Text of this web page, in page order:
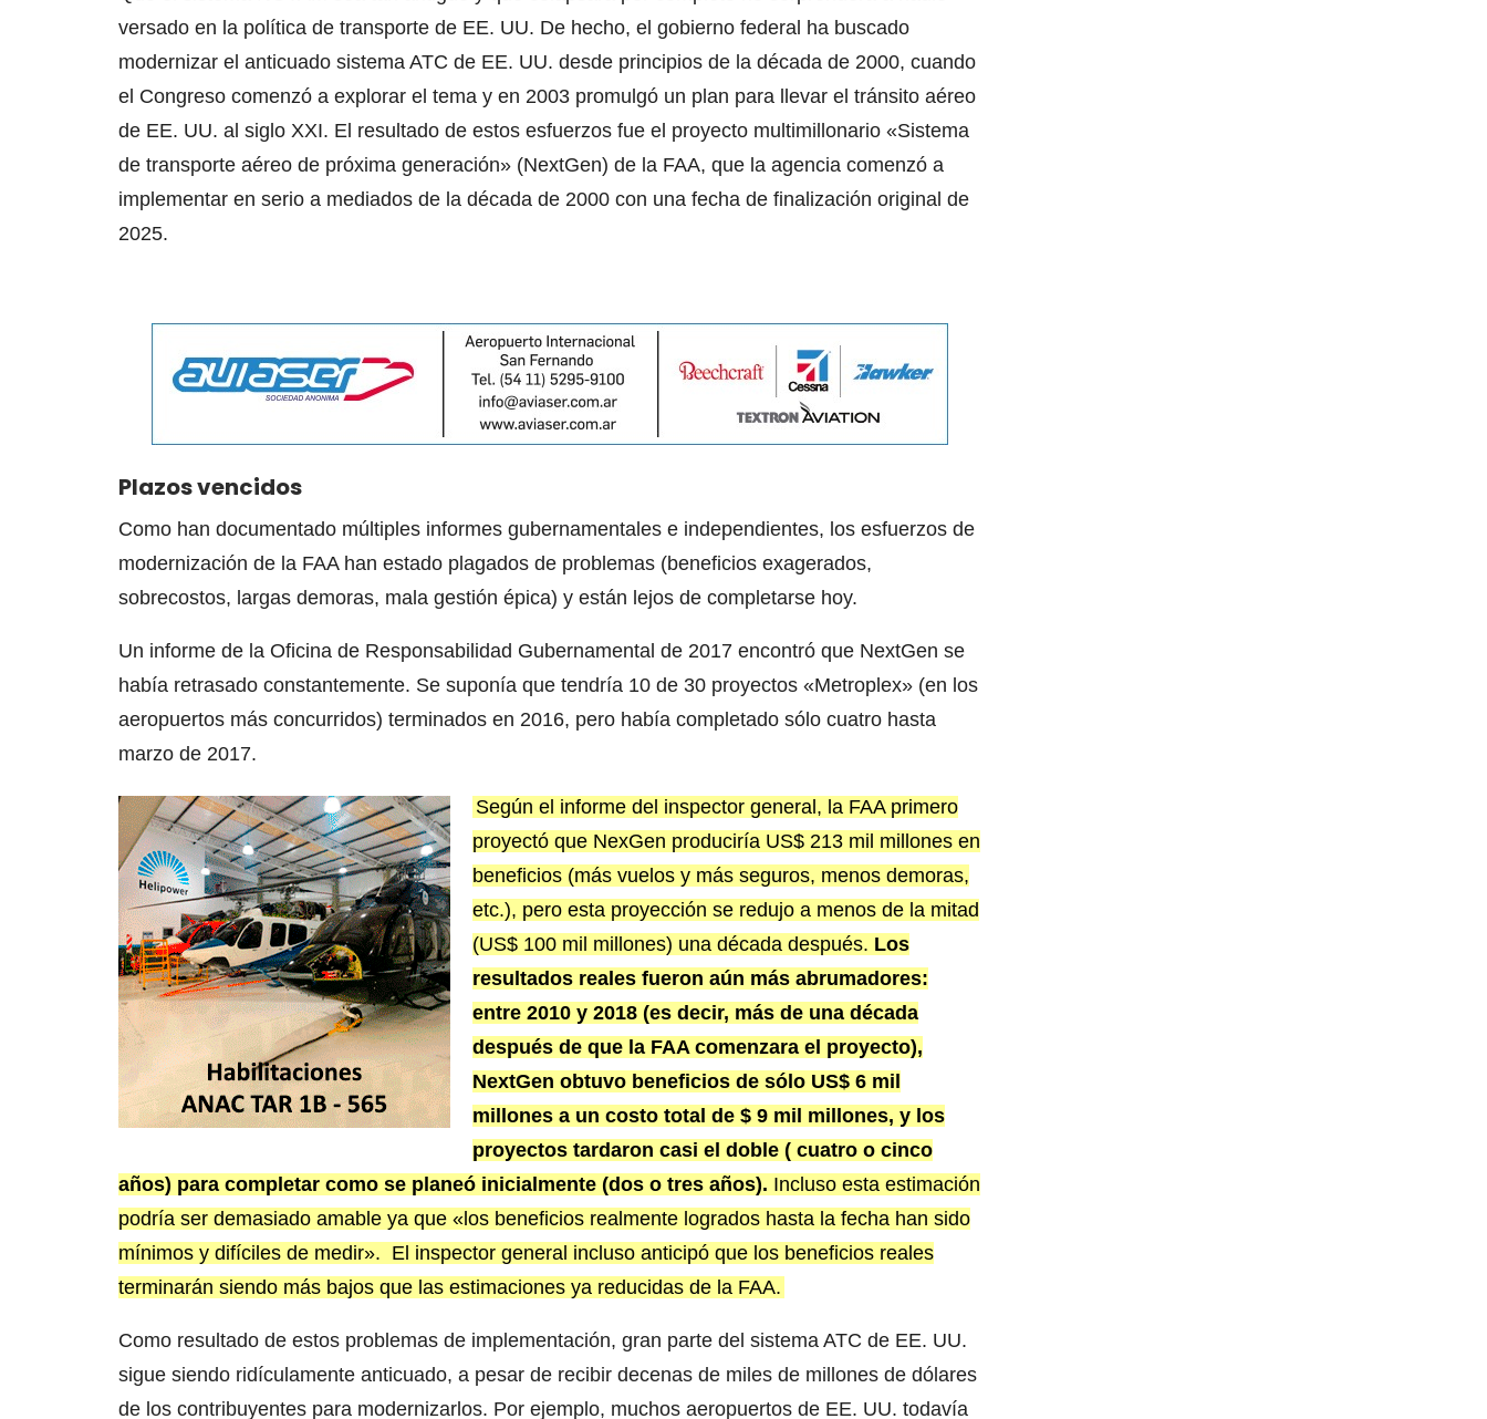
versado en la política de transporte de EE. UU. De hecho, el gobierno federal ha buscado
modernizar el anticuado sistema ATC de EE. UU. desde principios de la década de 2000, cuando
el Congreso comenzó a explorar el tema y en 2003 promulgó un plan para llevar el tránsito aéreo
de EE. UU. al siglo XXI. El resultado de estos esfuerzos fue el proyecto multimillonario «Sistema
de transporte aéreo de próxima generación» (NextGen) de la FAA, que la agencia comenzó a
implementar en serio a mediados de la década de 2000 con una fecha de finalización original de
2025.
Plazos vencidos
Como han documentado múltiples informes gubernamentales e independientes, los esfuerzos de
modernización de la FAA han estado plagados de problemas (beneficios exagerados,
sobrecostos, largas demoras, mala gestión épica) y están lejos de completarse hoy.
Un informe de la Oficina de Responsabilidad Gubernamental de 2017 encontró que NextGen se
había retrasado constantemente. Se suponía que tendría 10 de 30 proyectos «Metroplex» (en los
aeropuertos más concurridos) terminados en 2016, pero había completado sólo cuatro hasta
marzo de 2017.
Según el informe del inspector general, la FAA primero
proyectó que NexGen produciría US$ 213 mil millones en
beneficios (más vuelos y más seguros, menos demoras,
etc.), pero esta proyección se redujo a menos de la mitad
(US$ 100 mil millones) una década después. Los
resultados reales fueron aún más abrumadores:
entre 2010 y 2018 (es decir, más de una década
después de que la FAA comenzara el proyecto),
NextGen obtuvo beneficios de sólo US$ 6 mil
millones a un costo total de $ 9 mil millones, y los
proyectos tardaron casi el doble ( cuatro o cinco
años) para completar como se planeó inicialmente (dos o tres años). Incluso esta estimación
podría ser demasiado amable ya que «los beneficios realmente logrados hasta la fecha han sido
mínimos y difíciles de medir». El inspector general incluso anticipó que los beneficios reales
terminarán siendo más bajos que las estimaciones ya reducidas de la FAA.
Como resultado de estos problemas de implementación, gran parte del sistema ATC de EE. UU.
sigue siendo ridículamente anticuado, a pesar de recibir decenas de miles de millones de dólares
de los contribuyentes para modernizarlos. Por ejemplo, muchos aeropuertos de EE. UU. todavía